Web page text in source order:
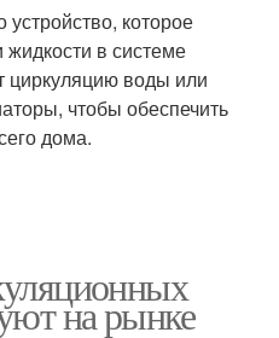
которое
жидкости в системе
циркуляцию воды или
чтобы обеспечить
дома.
на рынке